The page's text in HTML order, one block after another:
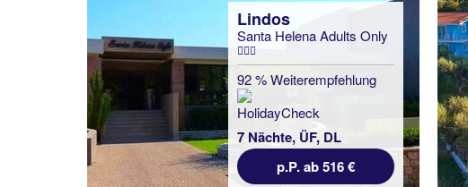
Lindos
Santa Helena Adults Only
92 % Weiterempfehlung
7 Nächte, ÜF, DL
p.P. ab 516 €